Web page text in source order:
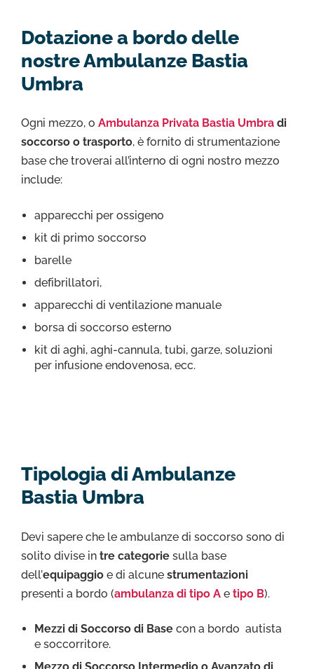
Dotazione a bordo delle
nostre Ambulanze Bastia
Umbra
Ogni mezzo, o Ambulanza Privata Bastia Umbra di
soccorso o trasporto, è fornito di strumentazione
base che troverai all’interno di ogni nostro mezzo
include:
apparecchi per ossigeno
kit di primo soccorso
barelle
defibrillatori,
apparecchi di ventilazione manuale
borsa di soccorso esterno
kit di aghi, aghi-cannula, tubi, garze, soluzioni
per infusione endovenosa, ecc.
Tipologia di Ambulanze
Bastia Umbra
Devi sapere che le ambulanze di soccorso sono di
solito divise in tre categorie sulla base
dell’equipaggio e di alcune strumentazioni
presenti a bordo (ambulanza di tipo A e tipo B).
Mezzi di Soccorso di Basecon a bordo autista
e soccorritore.